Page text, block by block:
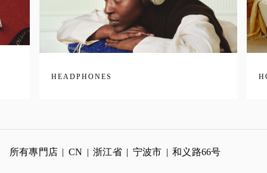
HEADPHONES
所有專門店 CN 浙江省 宁波市 和义路66号